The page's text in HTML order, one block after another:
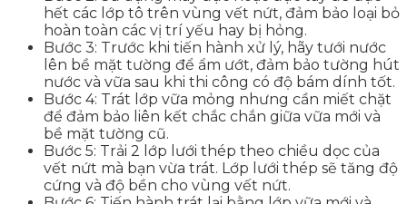
hết các lớp tô trên vùng vết nứt, đảm bảo loại bỏ
hoàn toàn các vị trí yếu hay bị hỏng.
Bước 3: Trước khi tiến hành xử lý, hãy tưới nước
lên bề mặt tường để ẩm ướt, đảm bảo tường hút
nước và vữa sau khi thi công có độ bám dính tốt.
Bước 4: Trát lớp vữa mỏng nhưng cần miết chặt
để đảm bảo liên kết chắc chắn giữa vữa mới và
bề mặt tường cũ.
Bước 5: Trải 2 lớp lưới thép theo chiều dọc của
vết nứt mà bạn vừa trát. Lớp lưới thép sẽ tăng độ
cứng và độ bền cho vùng vết nứt.